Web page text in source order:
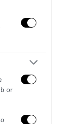
or
i segreti